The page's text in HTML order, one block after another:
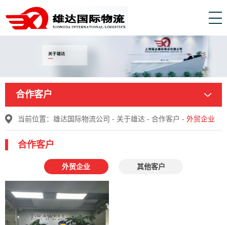
合作客户
当前位置： 雄达国际物流公司 - 关于雄达 - 合作客户 - 外贸企业
合作客户
外贸企业 其他客户